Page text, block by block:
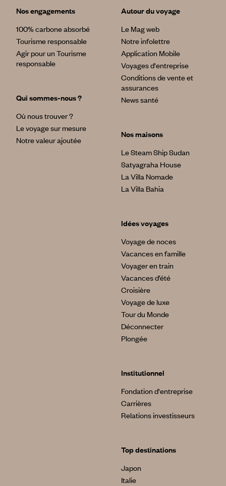
Nos engagements
100% carbone absorbé
Tourisme responsable
Agir pour un Tourisme
responsable
Qui sommes-nous ?
Où nous trouver ?
Le voyage sur mesure
Notre valeur ajoutée
Autour du voyage
Le Mag web
Notre infolettre
Application Mobile
Voyages d'entreprise
Conditions de vente et
assurances
News santé
Nos maisons
Le Steam Ship Sudan
Satyagraha House
La Villa Nomade
La Villa Bahia
Idées voyages
Voyage de noces
Vacances en famille
Voyager en train
Vacances d’été
Croisière
Voyage de luxe
Tour du Monde
Déconnecter
Plongée
Institutionnel
Fondation d'entreprise
Carrières
Relations investisseurs
Top destinations
Japon
Italie